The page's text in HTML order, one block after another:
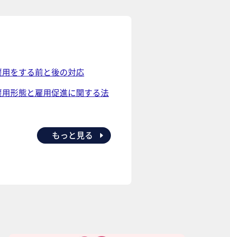
をする前と後の対応
形態と雇用促進に関する法
もっと見る